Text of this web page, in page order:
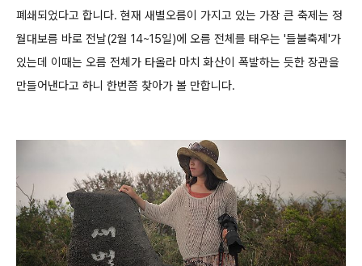
폐쇄되었다고 합니다. 현재 새별오름이 가지고 있는 가장 큰 축제는 정
월대보름 바로 전날(2월 14~15일)에 오름 전체를 태우는 '들불축제'가
있는데 이때는 오름 전체가 타올라 마치 화산이 폭발하는 듯한 장관을
만들어낸다고 하니 한번쯤 찾아가 볼 만합니다.